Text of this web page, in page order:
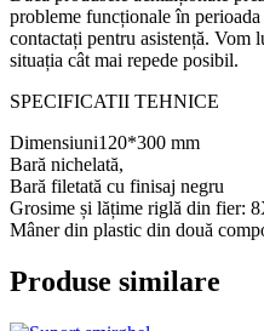
probleme funcționale în
contactați pentru asistență. Vom
situația cât mai repede posibil.
SPECIFICATII TEHNICE
Dimensiuni120*300 mm
Bară nichelată,
Bară filetată cu finisaj negru
Grosime și lățime riglă din fier:
Mâner din plastic din două
Produse similare